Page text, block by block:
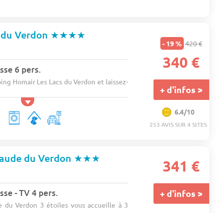
Verdon ★★★★
6 pers.
Homair Les Lacs du Verdon et laissez-
- 19 % 420 €
340 €
+ d'infos >
6.4/10
253 AVIS SUR 4 SITES
du Verdon ★★★
- TV 4 pers.
du Verdon 3 étoiles vous accueille à 3
341 €
+ d'infos >